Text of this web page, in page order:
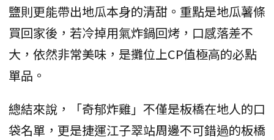
鹽則更能帶出地瓜本身的清甜。重點是地瓜薯條
買回家後，若冷掉用氣炸鍋回烤，口感落差不
大，依然非常美味，是攤位上CP值極高的必點
單品。
總結來說，「奇郁炸雞」不僅是板橋在地人的口
袋名單，更是捷運江子翠站周邊不可錯過的板橋